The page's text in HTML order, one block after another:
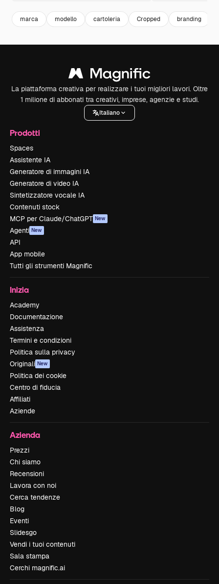
marca modello cartoleria Cropped branding
La piattaforma creativa per realizzare i tuoi migliori lavori. Oltre
1 milione di abbonati tra creativi, imprese, agenzie e studi.
Italiano
Prodotti
Spaces
Assistente IA
Generatore di immagini IA
Generatore di video IA
Sintetizzatore vocale IA
Contenuti stock
MCP per Claude/ChatGPT New
Agenti New
API
App mobile
Tutti gli strumenti Magnific
Inizia
Academy
Documentazione
Assistenza
Termini e condizioni
Politica sulla privacy
Originali New
Politica dei cookie
Centro di fiducia
Affiliati
Aziende
Azienda
Prezzi
Chi siamo
Recensioni
Lavora con noi
Cerca tendenze
Blog
Eventi
Slidesgo
Vendi i tuoi contenuti
Sala stampa
Cerchi magnific.ai